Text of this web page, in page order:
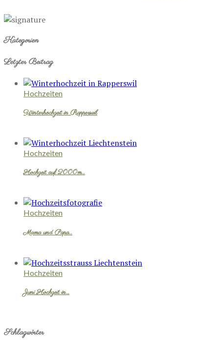
Kategorien
Letzter Beitrag
Hochzeiten
Winterhochzeit in Rapperswil
Hochzeiten
Hochzeit auf 2000m…
Hochzeiten
Mama und Papa…
Hochzeiten
Juni Hochzeit in…
Schlagwörter